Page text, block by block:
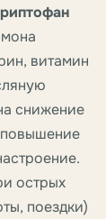
витамин
снижение
острых
поездки)